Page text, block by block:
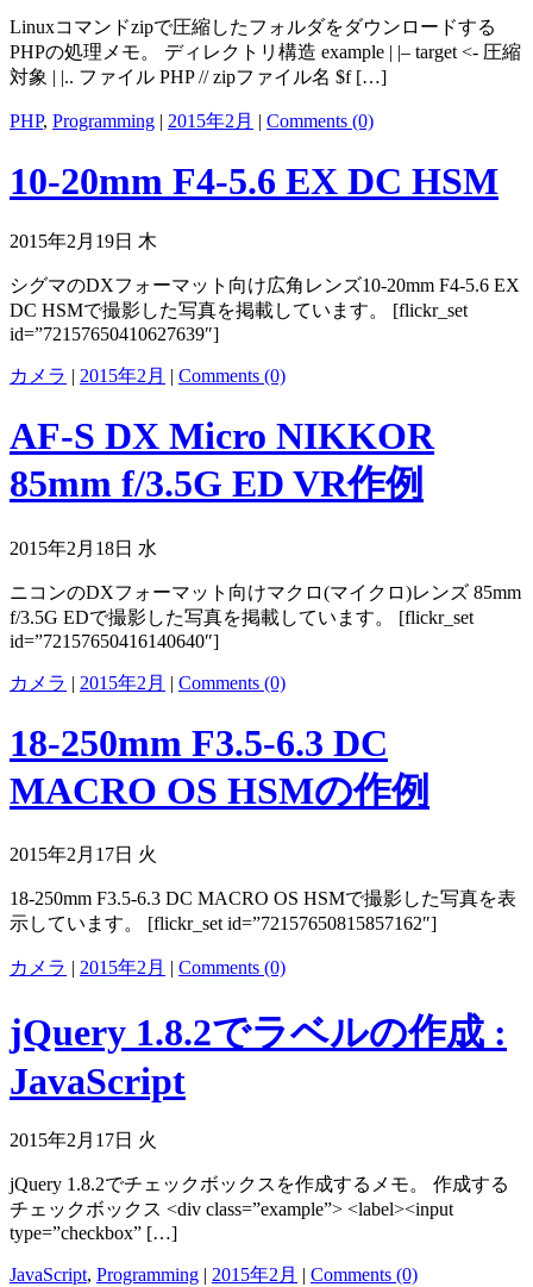
Linuxコマンドzipで圧縮したフォルダをダウンロードする
PHPの処理メモ。 ディレクトリ構造 example | |– target <- 圧縮
対象 | |.. ファイル PHP // zipファイル名 $f […]
PHP, Programming | 2015年2月 | Comments (0)
10-20mm F4-5.6 EX DC HSM
2015年2月19日 木
シグマのDXフォーマット向け広角レンズ10-20mm F4-5.6 EX
DC HSMで撮影した写真を掲載しています。 [flickr_set
id=”72157650410627639″]
カメラ | 2015年2月 | Comments (0)
AF-S DX Micro NIKKOR
85mm f/3.5G ED VR作例
2015年2月18日 水
ニコンのDXフォーマット向けマクロ(マイクロ)レンズ 85mm
f/3.5G EDで撮影した写真を掲載しています。 [flickr_set
id=”72157650416140640″]
カメラ | 2015年2月 | Comments (0)
18-250mm F3.5-6.3 DC
MACRO OS HSMの作例
2015年2月17日 火
18-250mm F3.5-6.3 DC MACRO OS HSMで撮影した写真を表
示しています。 [flickr_set id=”72157650815857162″]
カメラ | 2015年2月 | Comments (0)
jQuery 1.8.2でラベルの作成 :
JavaScript
2015年2月17日 火
jQuery 1.8.2でチェックボックスを作成するメモ。 作成する
チェックボックス <div class=”example”> <label><input
type=”checkbox” […]
JavaScript, Programming | 2015年2月 | Comments (0)